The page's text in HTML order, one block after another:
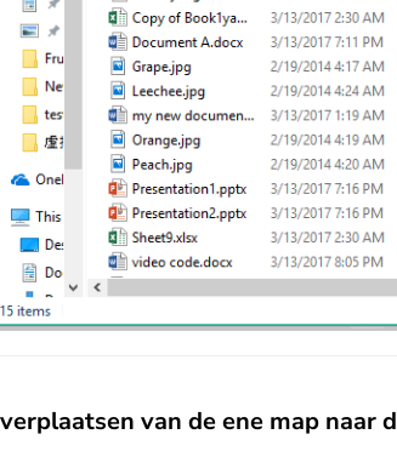
van de ene map naar